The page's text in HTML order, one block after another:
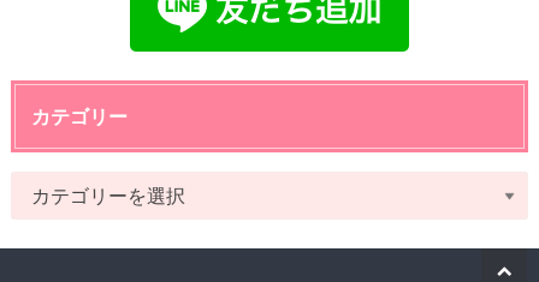
カテゴリー